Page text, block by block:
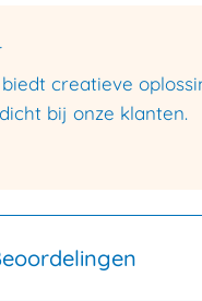
creatieve
bij onze klanten.